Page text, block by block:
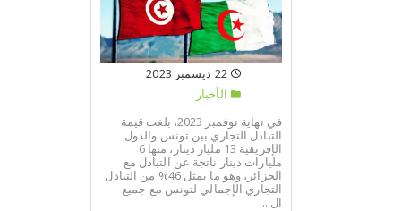
22 ديسمبر 2023
الأخبار
في نهاية نوفمبر 2023، بلغت قيمة
التبادل التجاري بين تونس والدول
الإفريقية 13 مليار دينار، منها 6
مليارات دينار ناتجة عن التبادل مع
الجزائر، وهو ما يمثل 46% من التبادل
التجاري الإجمالي لتونس مع جميع
ال...